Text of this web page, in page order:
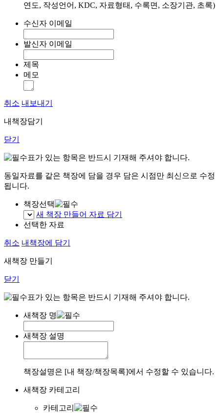
연도, 작성언어, KDC, 자료형태, 수록면, 소장기관, 초록)
수신자 이메일
발신자 이메일
제목
메모
취소 내보내기
내책장담기
닫기
표가 있는 항목은 반드시 기재해 주셔야 합니다.
동일자료를 같은 책장에 담을 경우 담은 시점만 최신으로 수정
됩니다.
책장선택
새 책장 만들어 자료 담기
선택한 자료
취소 내책장에 담기
새책장 만들기
닫기
표가 있는 항목은 반드시 기재해 주셔야 합니다.
새책장 명
새책장 설명
책장설명은 [내 책장/책장목록]에서 수정할 수 있습니다.
새책장 카테고리
카테고리